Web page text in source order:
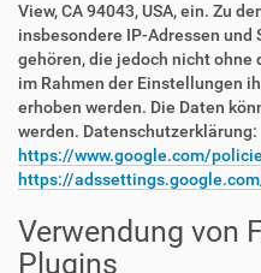
View, CA 94043, USA, ein. Zu
insbesondere IP-Adressen
gehören, die jedoch nicht ohne
im Rahmen der Einstellungen
erhoben werden. Die Daten
werden. Datenschutzerklärung:
https://www.google.com/
https://
Verwendung von
Plugins